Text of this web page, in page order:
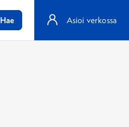
Hae Asioi verkossa